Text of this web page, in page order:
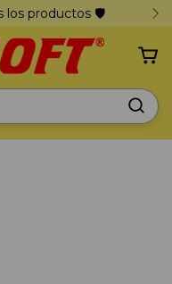
los productos 🛡️